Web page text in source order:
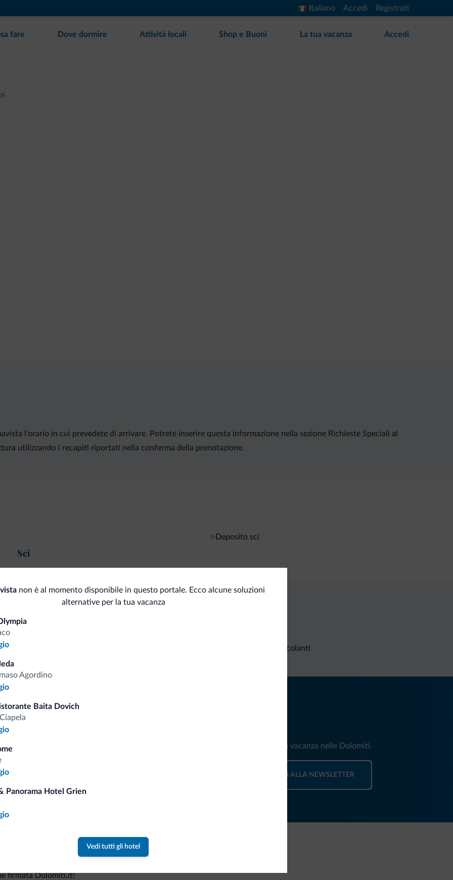
Italiano Accedi Registrati
fare Dove dormire Attività locali Shop e Buoni La tua vacanza Accedi
l'orario in cui prevedete di arrivare. Potrete inserire questa informazione nella sezione Richieste Speciali al
utilizzando i recapiti riportati nella conferma della prenotazione.
Sci
Deposito sci
non è al momento disponibile in questo portale. Ecco alcune soluzioni
alternative per la tua vacanza
Agordino
Baita Dovich
Panorama Hotel Grien
Vedi tutti gli hotel
Richieste non vincolanti
Riceverai informazioni, offerte esclusive e news per la tua vacanza nelle Dolomiti.
ISCRIVITI ALLA NEWSLETTER
collezione
firmata Dolomiti.it!